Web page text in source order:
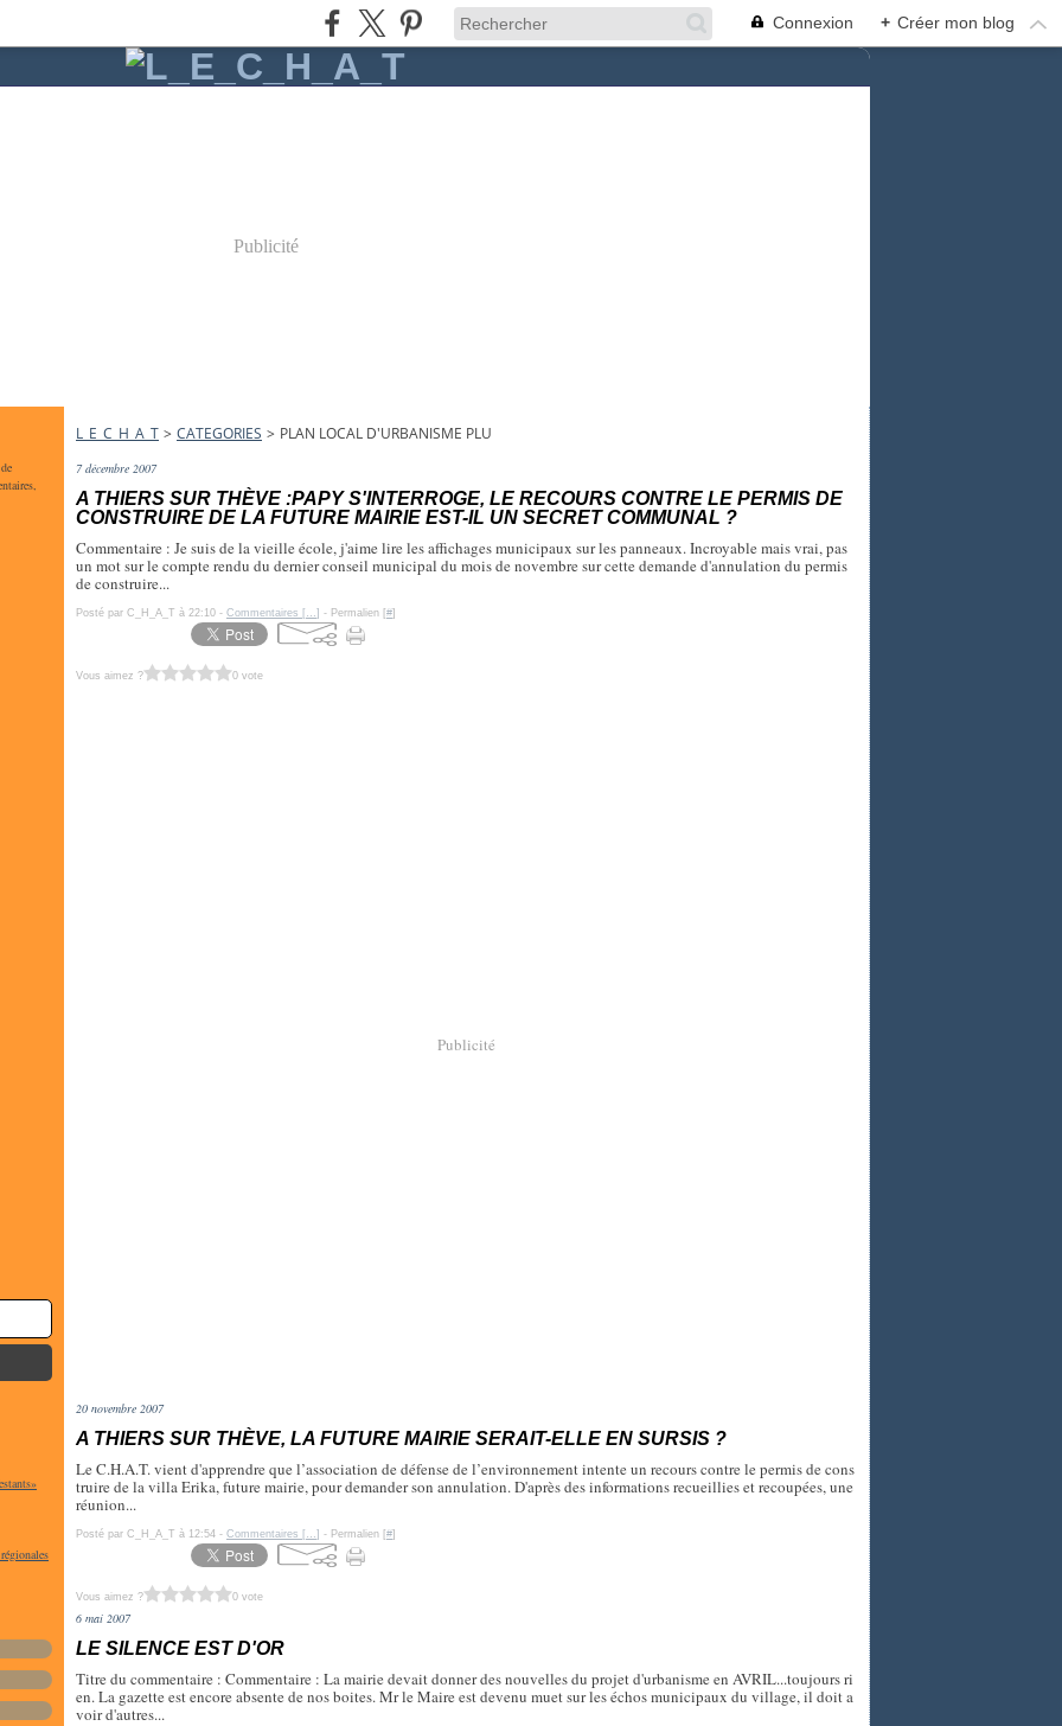
Connexion + Créer mon blog
Publicité
L_E_C_H_A_T > CATEGORIES > PLAN LOCAL D'URBANISME PLU
7 décembre 2007
A THIERS SUR THÈVE :PAPY S'INTERROGE, LE RECOURS CONTRE LE PERMIS DE
CONSTRUIRE DE LA FUTURE MAIRIE EST-IL UN SECRET COMMUNAL ?
Commentaire : Je suis de la vieille école, j'aime lire les affichages municipaux sur les panneaux. Incroyable mais vrai, pas
un mot sur le compte rendu du dernier conseil municipal du mois de novembre sur cette demande d'annulation du permis
de construire...
Posté par C_H_A_T à 22:10 - Commentaires [ …] - Permalien [#]
Vous aimez ? 0 vote
Publicité
20 novembre 2007
A THIERS SUR THÈVE, LA FUTURE MAIRIE SERAIT-ELLE EN SURSIS ?
Le C.H.A.T. vient d'apprendre que l’association de défense de l’environnement intente un recours contre le permis de cons
truire de la villa Erika, future mairie, pour demander son annulation. D'après des informations recueillies et recoupées, une
réunion...
Posté par C_H_A_T à 12:54 - Commentaires [ …] - Permalien [#]
Vous aimez ? 0 vote
6 mai 2007
LE SILENCE EST D'OR
Titre du commentaire : Commentaire : La mairie devait donner des nouvelles du projet d'urbanisme en AVRIL...toujours ri
en. La gazette est encore absente de nos boites. Mr le Maire est devenu muet sur les échos municipaux du village, il doit a
voir d'autres...